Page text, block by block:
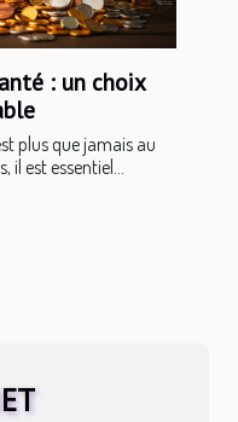
: un choix
plus que jamais au
il est essentiel...